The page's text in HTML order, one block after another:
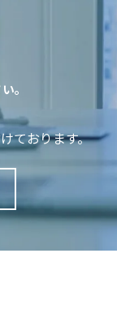
。
ております。